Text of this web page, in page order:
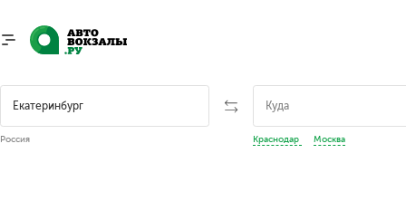
Россия Краснодар Москва